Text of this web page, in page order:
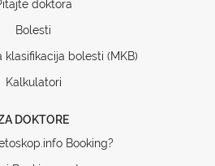
doktora
Bolesti
klasifikacija bolesti (MKB)
Kalkulatori
DOKTORE
Booking?